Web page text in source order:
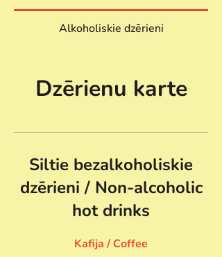
Alkoholiskie dzērieni
Dzērienu karte
Siltie bezalkoholiskie
dzērieni / Non-alcoholic
hot drinks
Kafija / Сoffee